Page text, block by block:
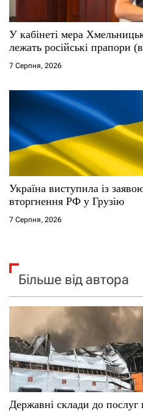
У кабінеті мера
лежать російські прапори
7 Серпня, 2026
Україна виступила із
вторгнення РФ у Грузію
7 Серпня, 2026
Більше від автора
Державні склади до послуг